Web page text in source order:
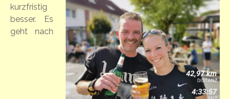
kurzfristig
besser. Es
geht nach